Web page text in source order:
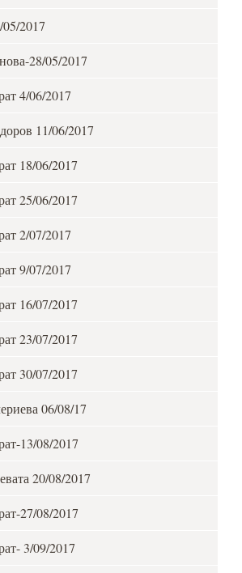
2017
28/05/2017
4/06/2017
11/06/2017
18/06/2017
25/06/2017
2/07/2017
9/07/2017
16/07/2017
23/07/2017
30/07/2017
06/08/17
13/08/2017
20/08/2017
27/08/2017
3/09/2017